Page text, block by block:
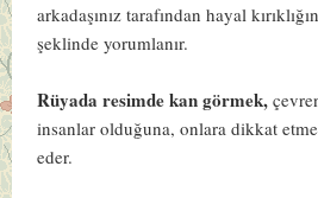
arkadaşınız tarafından hayal
şeklinde yorumlanır.
Rüyada resimde kan görmek,
insanlar olduğuna, onlara dikkat
eder.